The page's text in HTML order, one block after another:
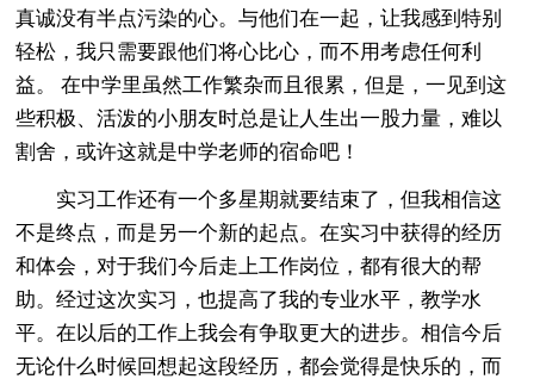
真诚没有半点污染的心。与他们在一起，让我感到特别
轻松，我只需要跟他们将心比心，而不用考虑任何利
益。 在中学里虽然工作繁杂而且很累，但是，一见到这
些积极、活泼的小朋友时总是让人生出一股力量，难以
割舍，或许这就是中学老师的宿命吧！
实习工作还有一个多星期就要结束了，但我相信这
不是终点，而是另一个新的起点。在实习中获得的经历
和体会，对于我们今后走上工作岗位，都有很大的帮
助。经过这次实习，也提高了我的专业水平，教学水
平。在以后的工作上我会有争取更大的进步。相信今后
无论什么时候回想起这段经历，都会觉得是快乐的，而